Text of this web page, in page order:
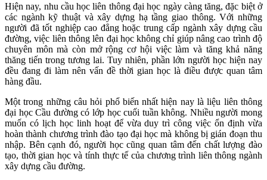
Hiện nay, nhu cầu học liên thông đại học ngày càng tăng, đặc biệt ở
các ngành kỹ thuật và xây dựng hạ tầng giao thông. Với những
người đã tốt nghiệp cao đẳng hoặc trung cấp ngành xây dựng cầu
đường, việc liên thông lên đại học không chỉ giúp nâng cao trình độ
chuyên môn mà còn mở rộng cơ hội việc làm và tăng khả năng
thăng tiến trong tương lai. Tuy nhiên, phần lớn người học hiện nay
đều đang đi làm nên vấn đề thời gian học là điều được quan tâm
hàng đầu.
Một trong những câu hỏi phổ biến nhất hiện nay là liệu liên thông
đại học Cầu đường có lớp học cuối tuần không. Nhiều người mong
muốn có lịch học linh hoạt để vừa duy trì công việc ổn định vừa
hoàn thành chương trình đào tạo đại học mà không bị gián đoạn thu
nhập. Bên cạnh đó, người học cũng quan tâm đến chất lượng đào
tạo, thời gian học và tính thực tế của chương trình liên thông ngành
xây dựng cầu đường.